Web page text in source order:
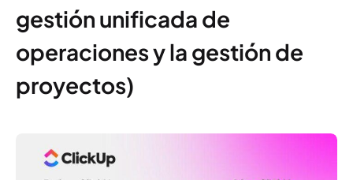
gestión unificada de
operaciones y la gestión de
proyectos)